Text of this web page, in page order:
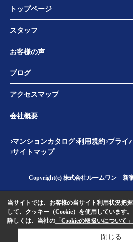
トップページ
スタッフ
お客様の声
ブログ
アクセスマップ
会社概要
マンションカタログ 利用規約 プライ
サイトマップ
Copyright(c) 株式会社ルームワン 新
当サイトでは、お客様の当サイト利用状況把
して、クッキー（Cookie）を使用しています。
詳しくは、当社の 「Cookieの取扱いについて」
閉じる